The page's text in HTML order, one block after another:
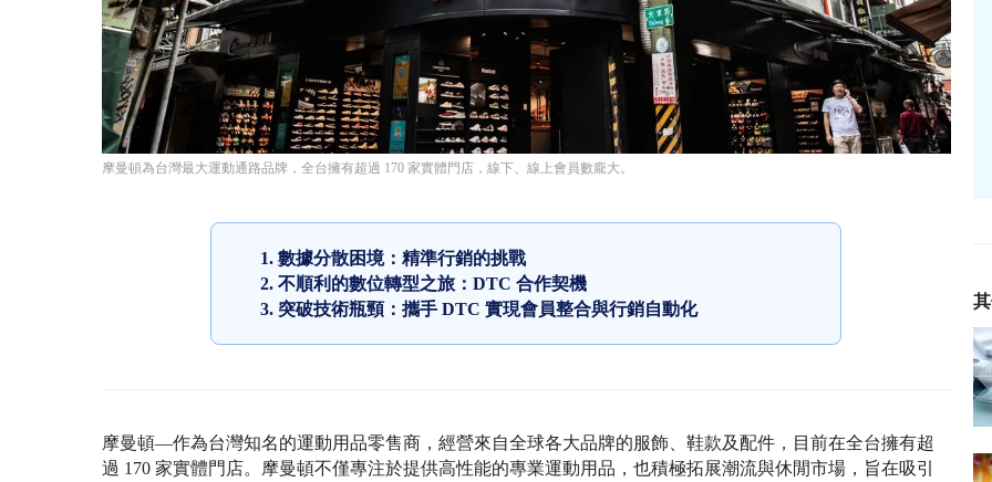
摩曼頓為台灣最大運動通路品牌，全台擁有超過 170 家實體門店，線下、線上會員數龐大。
數據分散困境：精準行銷的挑戰
不順利的數位轉型之旅：DTC 合作契機
突破技術瓶頸：攜手 DTC 實現會員整合與行銷自動化
摩曼頓—作為台灣知名的運動用品零售商，經營來自全球各大品牌的服飾、鞋款及配件，目前在全台擁有超
過 170 家實體門店。摩曼頓不僅專注於提供高性能的專業運動用品，也積極拓展潮流與休閒市場，旨在吸引